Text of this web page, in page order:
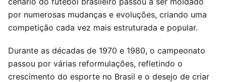
por numerosas mudanças e evoluções, criando uma
competição cada vez mais estruturada e popular.
Durante as décadas de 1970 e 1980, o campeonato
passou por várias reformulações, refletindo o
crescimento do esporte no Brasil e o desejo de criar